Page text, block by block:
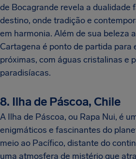
de Bocagrande revela a dualidade
destino, onde tradição e
em harmonia. Além de sua beleza
Cartagena é ponto de partida para
próximas, com águas cristalinas e
paradisíacas.
8. Ilha de Páscoa, Chile
A Ilha de Páscoa, ou Rapa Nui, é
enigmáticos e fascinantes do
meio ao Pacífico, distante do
uma atmosfera de mistério que